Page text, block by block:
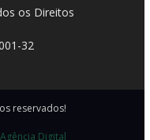
os Direitos
32
reservados!
Digital